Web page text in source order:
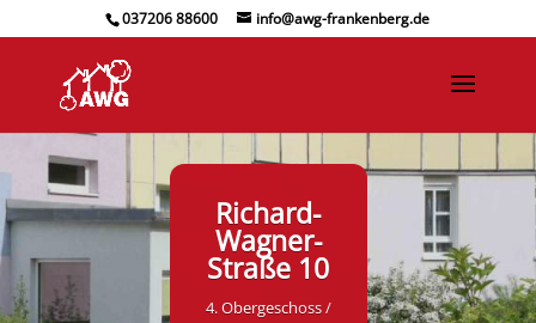
037206 88600 info@awg-frankenberg.de
Richard-
Wagner-
Straße 10
4. Obergeschoss /